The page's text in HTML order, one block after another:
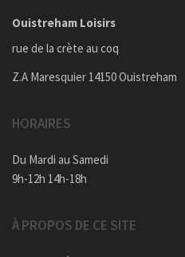
Ouistreham Loisirs
rue de la crète au coq
Z.A Maresquier 14150 Ouistreham
HORAIRES
Du Mardi au Samedi
9h-12h 14h-18h
À PROPOS DE CE SITE